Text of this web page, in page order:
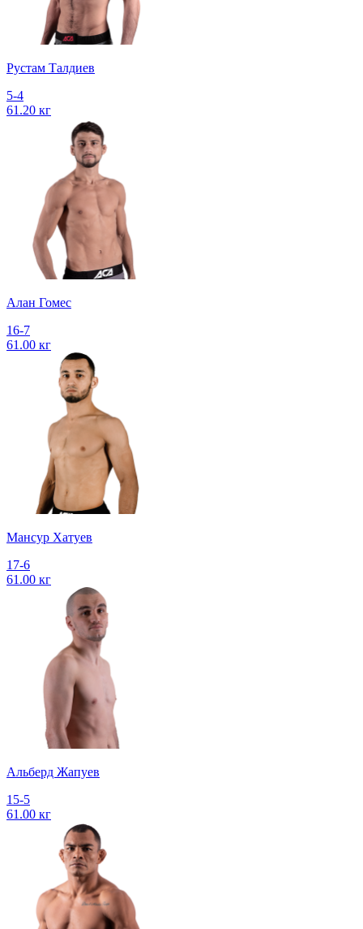
Рустам Талдиев
5-4
61.20 кг
Алан Гомес
16-7
61.00 кг
Мансур Хатуев
17-6
61.00 кг
Альберд Жапуев
15-5
61.00 кг